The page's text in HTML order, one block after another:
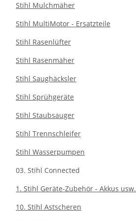
Stihl Mulchmäher
Stihl MultiMotor - Ersatzteile
Stihl Rasenlüfter
Stihl Rasenmäher
Stihl Saughäcksler
Stihl Sprühgeräte
Stihl Staubsauger
Stihl Trennschleifer
Stihl Wasserpumpen
03. Stihl Connected
1. Stihl Geräte-Zubehör - Akkus usw.
10. Stihl Astscheren